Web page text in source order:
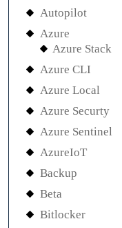
Autopilot
Azure
Azure Stack
Azure CLI
Azure Local
Azure Securty
Azure Sentinel
AzureIoT
Backup
Beta
Bitlocker